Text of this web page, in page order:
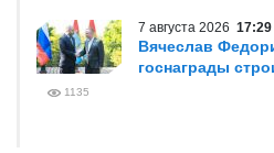
7 августа 2026 17:29
Вячеслав
госнаграды
1135